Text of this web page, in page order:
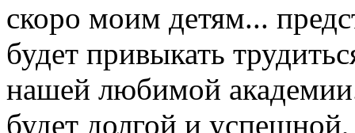
скоро моим детям...
будет привыкать
нашей любимой
будет долгой и